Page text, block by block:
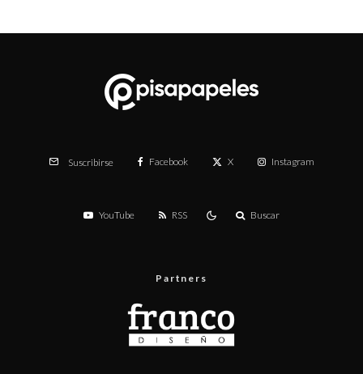
Suscribirse Facebook X Instagram
YouTube RSS Buscar
Partners